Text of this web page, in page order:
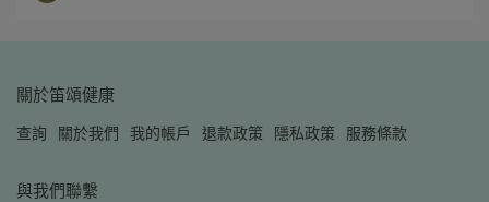
關於笛頌健康
查詢 關於我們 我的帳戶 退款政策 隱私政策 服務條款
與我們聯繫